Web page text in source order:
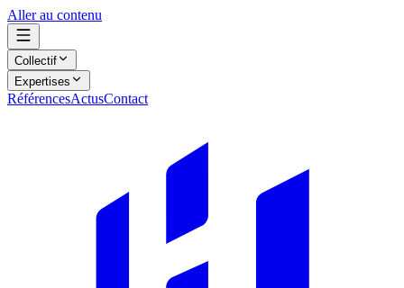
Aller au contenu
Collectif
Expertises
RéférencesActusContact